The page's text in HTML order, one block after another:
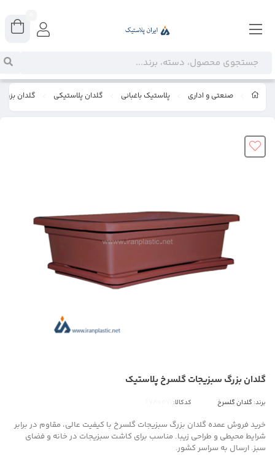
صنعتی و اداری پلاستیک باغبانی گلدان پلاستیکی گلدان
گلدان بزرگ سبزیجات گلسرخ پلاستیک
برند: گلدان گلسرخ کدکالا:
خرید فروش عمده گلدان بزرگ سبزیجات گلسرخ با کیفیت عالی، مقاوم در برابر
شرایط محیطی و طراحی زیبا. مناسب برای کاشت سبزیجات در خانه و فضای
سبز. ارسال به سراسر کشور.